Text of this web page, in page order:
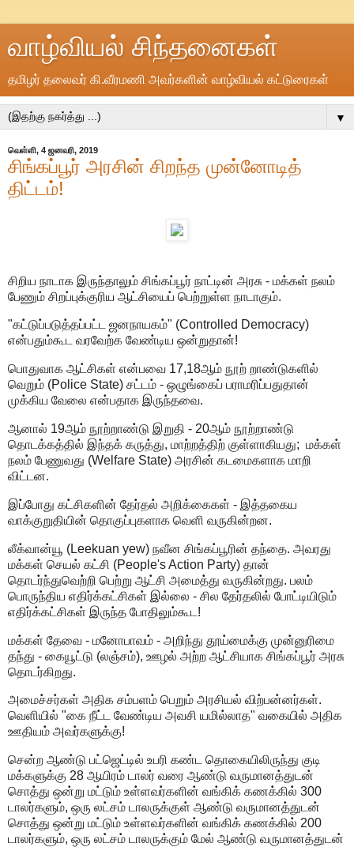
வாழ்வியல் சிந்தனைகள்
தமிழர் தலைவர் கி.வீரமணி அவர்களின் வாழ்வியல் கட்டுரைகள்
▼
வெள்ளி, 4 ஜனவரி, 2019
சிங்கப்பூர் அரசின் சிறந்த முன்னோடித்
திட்டம்!
சிறிய நாடாக இருந்தாலும் சிங்கப்பூர் நாட்டின் அரசு - மக்கள் நலம்
பேணும் சிறப்புக்குரிய ஆட்சியைப் பெற்றுள்ள நாடாகும்.
"கட்டுப்படுத்தப்பட்ட ஜனநாயகம்" (Controlled Democracy)
என்பதும்கூட வரவேற்க வேண்டிய ஒன்றுதான்!
பொதுவாக ஆட்சிகள் என்பவை 17,18ஆம் நூற் றாண்டுகளில்
வெறும் (Police State) சட்டம் - ஒழுங்கைப் பராமரிப்பதுதான்
முக்கிய வேலை என்பதாக இருந்தவை.
ஆனால் 19ஆம் நூற்றாண்டு இறுதி - 20ஆம் நூற்றாண்டு
தொடக்கத்தில் இந்தக் கருத்து, மாற்றத்திற் குள்ளாகியது; மக்கள்
நலம் பேணுவது (Welfare State) அரசின் கடமைகளாக மாறி
விட்டன.
இப்போது கட்சிகளின் தேர்தல் அறிக்கைகள் - இத்தகைய
வாக்குறுதியின் தொகுப்புகளாக வெளி வருகின்றன.
லீக்வான்யூ (Leekuan yew) நவீன சிங்கப்பூரின் தந்தை. அவரது
மக்கள் செயல் கட்சி (People's Action Party) தான்
தொடர்ந்துவெற்றி பெற்று ஆட்சி அமைத்து வருகின்றது. பலம்
பொருந்திய எதிர்க்கட்சிகள் இல்லை - சில தேர்தலில் போட்டியிடும்
எதிர்க்கட்சிகள் இருந்த போதிலும்கூட!
மக்கள் தேவை - மனோபாவம் - அறிந்து தூய்மைக்கு முன்னுரிமை
தந்து - கையூட்டு (லஞ்சம்), ஊழல் அற்ற ஆட்சியாக சிங்கப்பூர் அரசு
தொடர்கிறது.
அமைச்சர்கள் அதிக சம்பளம் பெறும் அரசியல் விற்பன்னர்கள்.
வெளியில் "கை நீட்ட வேண்டிய அவசி யமில்லாத" வகையில் அதிக
ஊதியம் அவர்களுக்கு!
சென்ற ஆண்டு பட்ஜெட்டில் உபரி கண்ட தொகையிலிருந்து குடி
மக்களுக்கு 28 ஆயிரம் டாலர் வரை ஆண்டு வருமானத்துடன்
சொத்து ஒன்று மட்டும் உள்ளவர்களின் வங்கிக் கணக்கில் 300
டாலர்களும், ஒரு லட்சம் டாலருக்குள் ஆண்டு வருமானத்துடன்
சொத்து ஒன்று மட்டும் உள்ளவர்களின் வங்கிக் கணக்கில் 200
டாலர்களும், ஒரு லட்சம் டாலருக்கும் மேல் ஆண்டு வருமானத்துடன்